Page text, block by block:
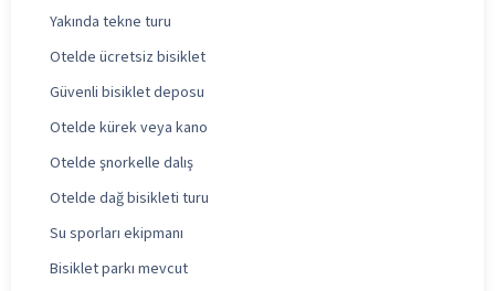
Yakında tekne turu
Otelde ücretsiz bisiklet
Güvenli bisiklet deposu
Otelde kürek veya kano
Otelde şnorkelle dalış
Otelde dağ bisikleti turu
Su sporları ekipmanı
Bisiklet parkı mevcut